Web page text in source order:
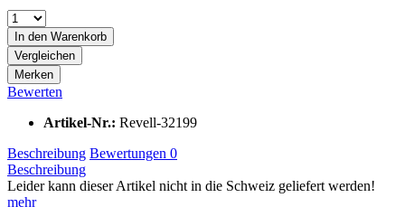
In den Warenkorb
Vergleichen
Merken
Bewerten
Artikel-Nr.: Revell-32199
Beschreibung Bewertungen 0
Beschreibung
Leider kann dieser Artikel nicht in die Schweiz geliefert werden!
mehr